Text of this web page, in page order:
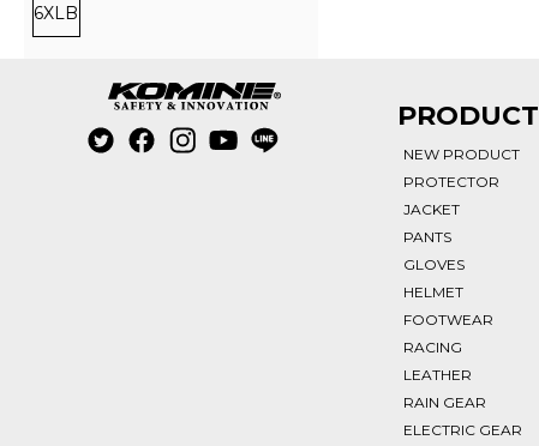
6XLB
PRODUCT
NEW PRODUCT
PROTECTOR
JACKET
PANTS
GLOVES
HELMET
FOOTWEAR
RACING
LEATHER
RAIN GEAR
ELECTRIC GEAR